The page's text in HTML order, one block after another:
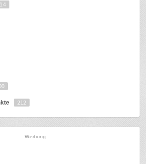
14
212
Werbung